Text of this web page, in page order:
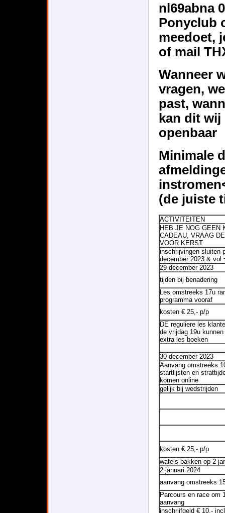
nl69abna
Ponyclub
meedoet,
of mail
Wanneer
vragen,
past,
kan dit wij
openbaar
Minimale
(de juiste
ACTIVITEITEN
HEB JE NOG GEEN
CADEAU, VRAAG
VOOR KERST
inschrijvingen sluiten
december 2023 & vol
29 december 2023
tijden bij benadering
Les omstreeks 17u
programma vooraf
kosten € 25,- p/p
DE reguliere les
de vrijdag 19u kunnen
extra les boeken
30 december 2023
Aanvang omstreeks
startlijsten en
komen online
gelijk bij wedstrijden
kosten € 25,- p/p
wafels bakken op 2
2 januari 2024
aanvang omstreeks
Parcours en race om
aanvang
inschrijfgeld € 10,- incl